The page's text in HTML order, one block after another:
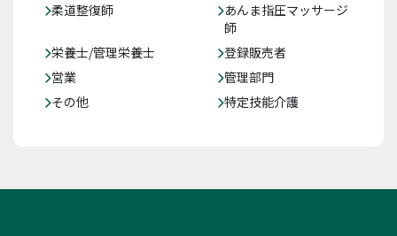
柔道整復師
あんま指圧マッサージ
師
栄養士/管理栄養士
登録販売者
営業
管理部門
その他
特定技能介護